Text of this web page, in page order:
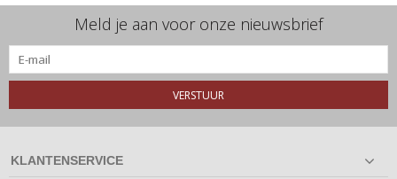
Meld je aan voor onze nieuwsbrief
VERSTUUR
KLANTENSERVICE